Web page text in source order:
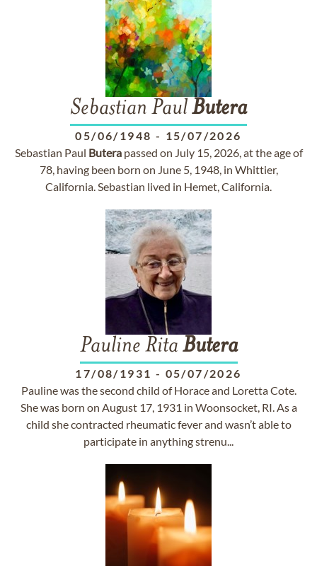
Sebastian PaulButera
05/06/1948 - 15/07/2026
Sebastian Paul Buterapassed on July 15, 2026, at the age of
78, having been born on June 5, 1948, in Whittier,
California. Sebastian lived in Hemet, California.
Pauline Rita Butera
17/08/1931 - 05/07/2026
Pauline was the second child of Horace and Loretta Cote.
She was born on August 17, 1931 in Woonsocket, RI. As a
child she contracted rheumatic fever and wasn’t able to
participate in anything strenu...